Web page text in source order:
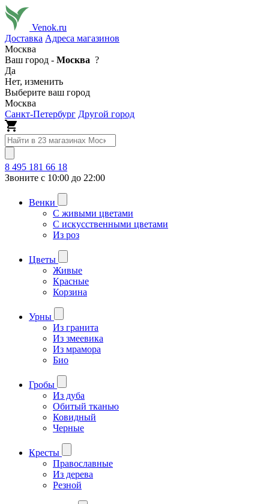
Venok.ru
Доставка Адреса магазинов
Москва
Ваш город - Москва ?
Да
Нет, изменить
Выберите ваш город
Москва
Санкт-Петербург Другой город
8 495 181 66 18
Звоните с 10:00 до 22:00
Венки
С живыми цветами
С искусственными цветами
Из роз
Цветы
Живые
Красные
Корзина
Урны
Из гранита
Из змеевика
Из мрамора
Био
Гробы
Из дуба
Обитый тканью
Ковидный
Черные
Кресты
Православные
Из дерева
Резной